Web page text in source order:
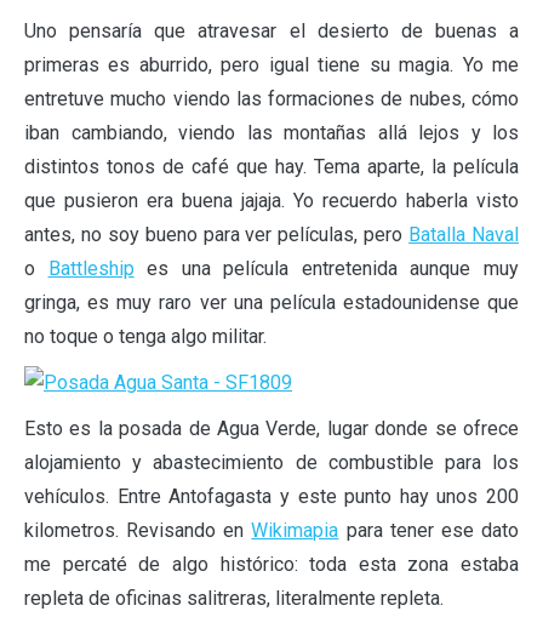
Uno pensaría que atravesar el desierto de buenas a
primeras es aburrido, pero igual tiene su magia. Yo me
entretuve mucho viendo las formaciones de nubes, cómo
iban cambiando, viendo las montañas allá lejos y los
distintos tonos de café que hay. Tema aparte, la película
que pusieron era buena jajaja. Yo recuerdo haberla visto
antes, no soy bueno para ver películas, pero Batalla Naval
o Battleship es una película entretenida aunque muy
gringa, es muy raro ver una película estadounidense que
no toque o tenga algo militar.
Esto es la posada de Agua Verde, lugar donde se ofrece
alojamiento y abastecimiento de combustible para los
vehículos. Entre Antofagasta y este punto hay unos 200
kilometros. Revisando enWikimapia para tener ese dato
me percaté de algo histórico: toda esta zona estaba
repleta de oficinas salitreras, literalmente repleta.